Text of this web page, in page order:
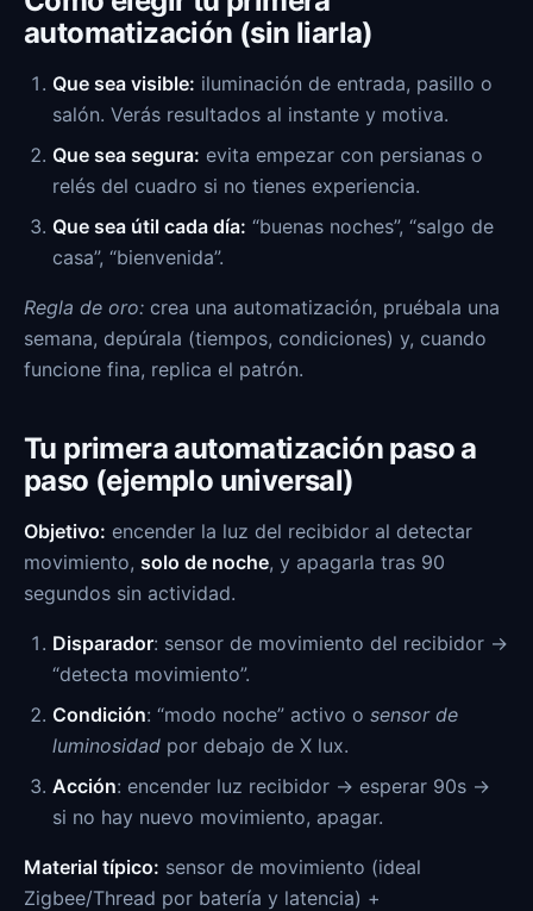
automatización (sin liarla)
Que sea visible: iluminación de entrada, pasillo o
salón. Verás resultados al instante y motiva.
Que sea segura: evita empezar con persianas o
relés del cuadro si no tienes experiencia.
Que sea útil cada día: “buenas noches”, “salgo de
casa”, “bienvenida”.
Regla de oro: crea una automatización, pruébala una
semana, depúrala (tiempos, condiciones) y, cuando
funcione fina, replica el patrón.
Tu primera automatización paso a
paso (ejemplo universal)
Objetivo: encender la luz del recibidor al detectar
movimiento, solo de noche, y apagarla tras 90
segundos sin actividad.
Disparador: sensor de movimiento del recibidor →
“detecta movimiento”.
Condición: “modo noche” activo o sensor de
luminosidad por debajo de X lux.
Acción: encender luz recibidor → esperar 90s →
si no hay nuevo movimiento, apagar.
Material típico: sensor de movimiento (ideal
Zigbee/Thread por batería y latencia) +